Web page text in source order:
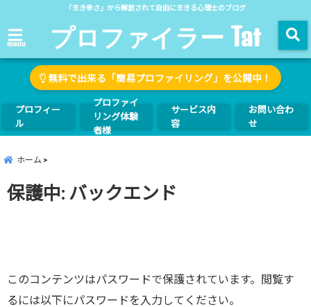
「生き辛さ」から解放されて自由に生きる心理士のブログ
menu プロファイラー Tat
無料で出来る「簡易プロファイリング」を公開中！
プロフィー
ル
プロファイ
リング体験
者様
サービス内
容
お問い合わ
せ
ホーム
保護中: バックエンド
このコンテンツはパスワードで保護されています。閲覧す
るには以下にパスワードを入力してください。